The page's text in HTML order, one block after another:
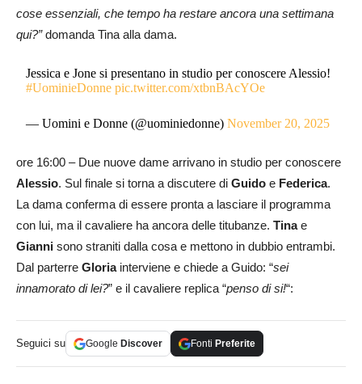
cose essenziali, che tempo ha restare ancora una settimana
qui?”domanda Tina alla dama.
Jessica e Jone si presentano in studio per conoscere Alessio!
#UominieDonne pic.twitter.com/xtbnBAcYOe
— Uomini e Donne (@uominiedonne)November 20, 2025
ore 16:00 – Due nuove dame arrivano in studio per conoscere
Alessio. Sul finale si torna a discutere di Guido e Federica.
La dama conferma di essere pronta a lasciare il programma
con lui, ma il cavaliere ha ancora delle titubanze. Tinae
Gianni sono straniti dalla cosa e mettono in dubbio entrambi.
Dal parterre Gloriainterviene e chiede a Guido: “sei
innamorato di lei?” e il cavaliere replica “penso di si!“:
Seguici su Google Discover Fonti Preferite